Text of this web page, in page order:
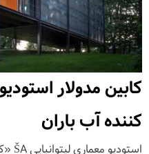
کننده آب باران